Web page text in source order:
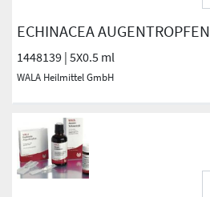
ECHINACEA AUGENTROPFEN
1448139 | 5X0.5 ml
WALA Heilmittel GmbH